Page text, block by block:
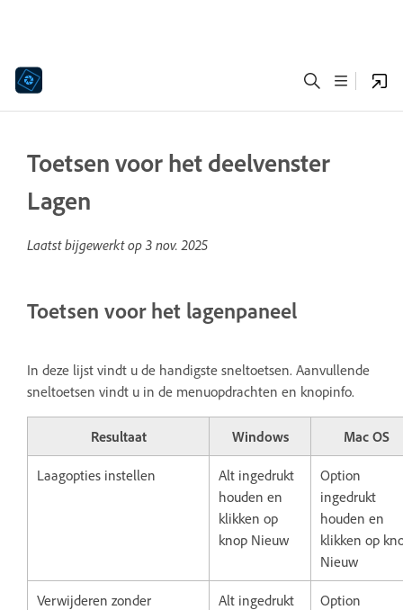
Toetsen voor het deelvenster
Lagen
Laatst bijgewerkt op 3 nov. 2025
Toetsen voor het lagenpaneel
In deze lijst vindt u de handigste sneltoetsen. Aanvullende
sneltoetsen vindt u in de menuopdrachten en knopinfo.
Resultaat Windows Mac OS
Laagopties instellen
Alt ingedrukt
houden en
klikken op
knop Nieuw
Option
ingedrukt
houden en
klikken op
Nieuw
Verwijderen zonder
Alt ingedrukt
Option